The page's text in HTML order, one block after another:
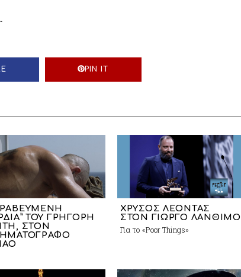
PIN IT
ΤΟΥ ΓΡΗΓΟΡΗ
ΣΤΟΝ
ΧΡΥΣΟΣ ΛΕΟΝΤΑΣ
ΣΤΟΝ ΓΙΩΡΓΟ ΛΑΝΘΙΜΟ
Για το «Poor Things»